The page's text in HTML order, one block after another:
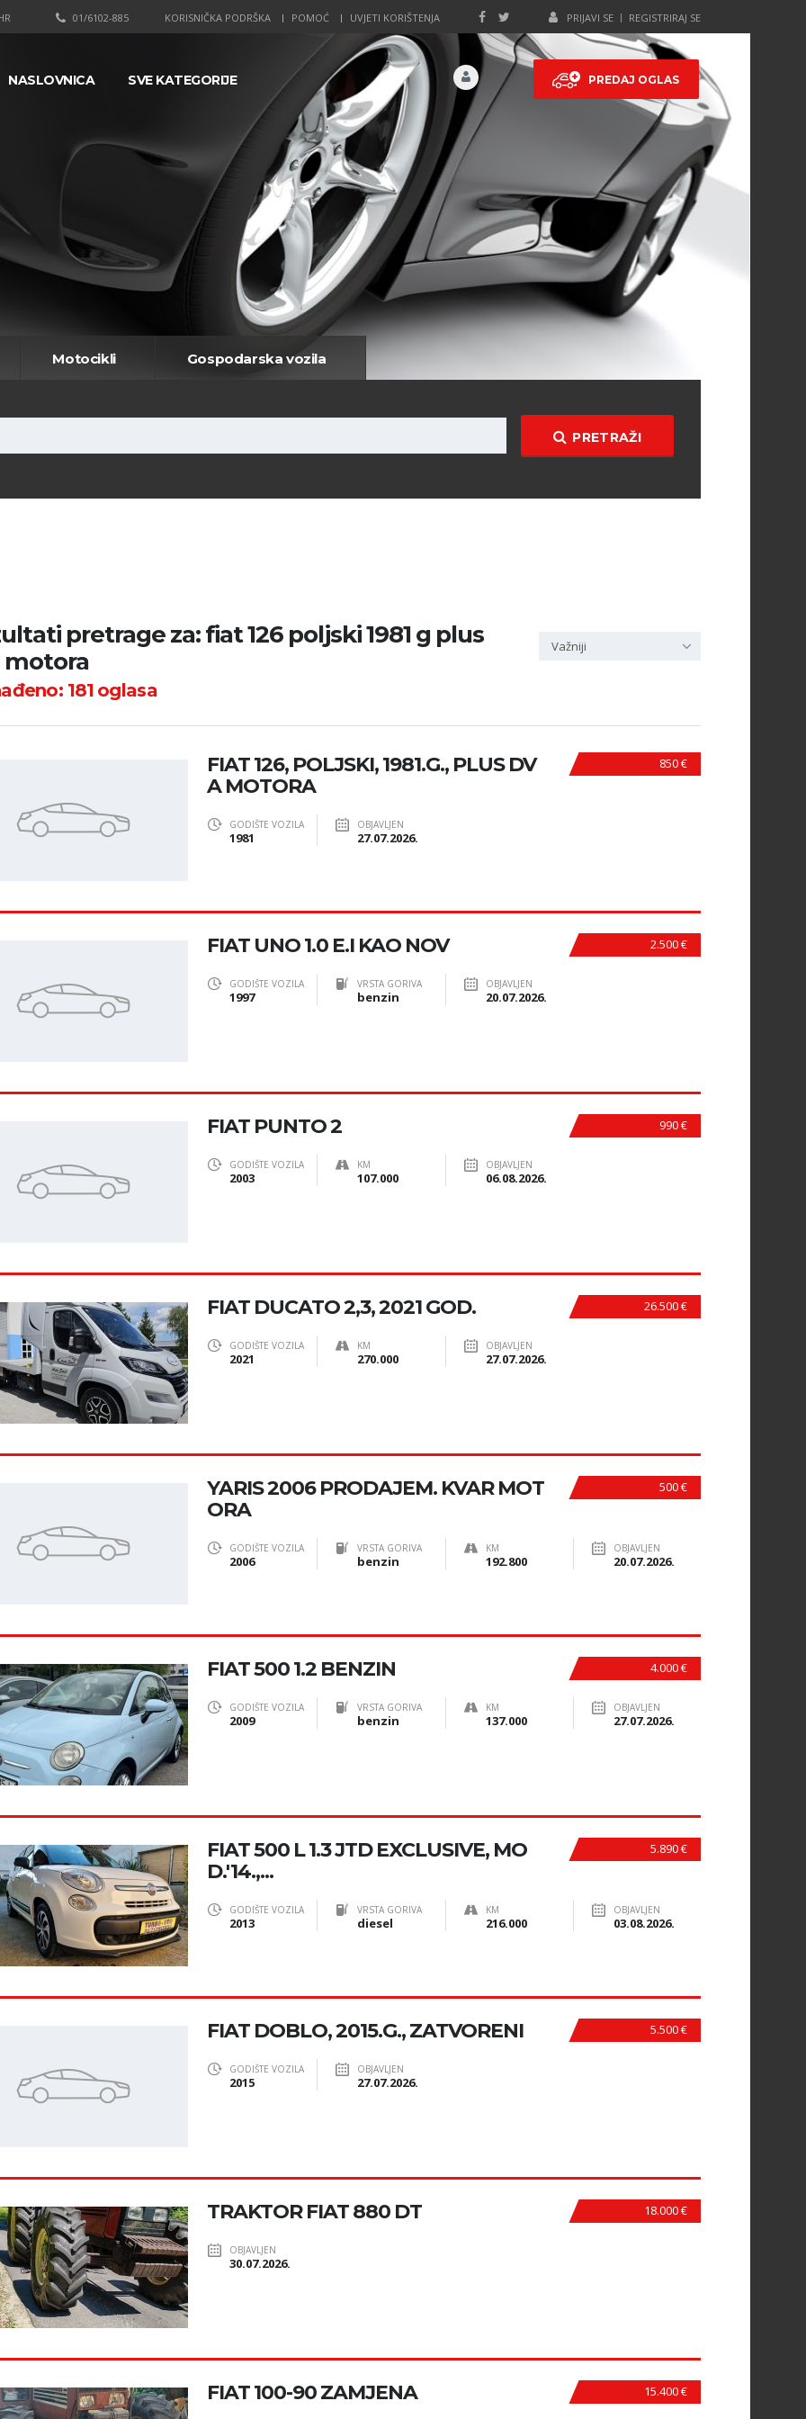
PRIJAVI SE REGISTRIRAJ SE
KORISNIČKA PODRŠKA POMOĆ UVJETI KORIŠTENJA
01/6102-885
PREDAJ OGLAS
NASLOVNICA SVE KATEGORIJE
Motocikli Gospodarska vozila
PRETRAŽI
pretrage za: fiat 126 poljski 1981 g plus
motora
181oglasa
Važniji
850 €
FIAT 126, POLJSKI, 1981.G., PLUS DV
A MOTORA
GODIŠTE VOZILA
1981
OBJAVLJEN
27.07.2026.
2.500 €
FIAT UNO 1.0 E.I KAO NOV
GODIŠTE VOZILA
1997
VRSTA GORIVA
benzin
OBJAVLJEN
20.07.2026.
990 €
FIAT PUNTO 2
GODIŠTE VOZILA
2003
KM
107.000
OBJAVLJEN
06.08.2026.
26.500 €
FIAT DUCATO 2,3, 2021 GOD.
GODIŠTE VOZILA
2021
KM
270.000
OBJAVLJEN
27.07.2026.
500 €
YARIS 2006 PRODAJEM. KVAR MOT
ORA
GODIŠTE VOZILA
2006
VRSTA GORIVA
benzin
KM
192.800
OBJAVLJEN
20.07.2026.
4.000 €
FIAT 500 1.2 BENZIN
GODIŠTE VOZILA
2009
VRSTA GORIVA
benzin
KM
137.000
OBJAVLJEN
27.07.2026.
5.890 €
FIAT 500 L 1.3 JTD EXCLUSIVE, MO
D.'14.,...
GODIŠTE VOZILA
2013
VRSTA GORIVA
diesel
KM
216.000
OBJAVLJEN
03.08.2026.
5.500 €
FIAT DOBLO, 2015.G., ZATVORENI
GODIŠTE VOZILA
2015
OBJAVLJEN
27.07.2026.
18.000 €
TRAKTOR FIAT 880 DT
OBJAVLJEN
30.07.2026.
15.400 €
FIAT 100-90 ZAMJENA